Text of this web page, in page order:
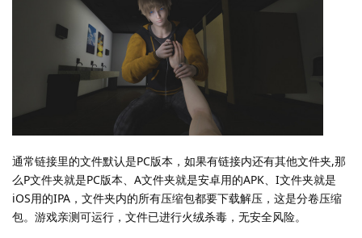
通常链接里的文件默认是PC版本，如果有链接内还有其他文件夹,那
么P文件夹就是PC版本、A文件夹就是安卓用的APK、I文件夹就是
iOS用的IPA，文件夹内的所有压缩包都要下载解压，这是分卷压缩
包。游戏亲测可运行，文件已进行火绒杀毒，无安全风险。